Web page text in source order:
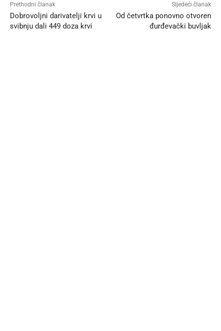
Prethodni članak
Dobrovoljni darivatelji krvi u
svibnju dali 449 doza krvi
Sljedeći članak
Od četvrtka ponovno otvoren
đurđevački buvljak